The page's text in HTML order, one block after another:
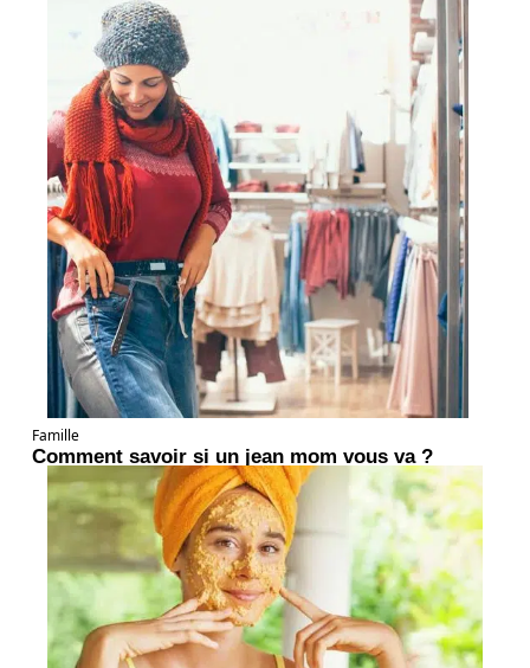
Famille
Comment savoir si un jean mom vous va ?